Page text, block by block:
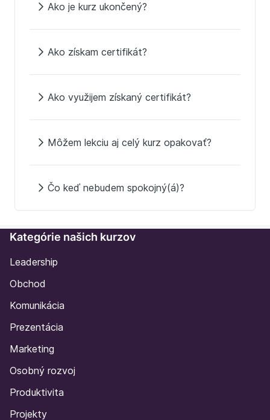
Ako je kurz ukončený?
Ako získam certifikát?
Ako využijem získaný certifikát?
Môžem lekciu aj celý kurz opakovať?
Čo keď nebudem spokojný(á)?
Kategórie našich kurzov
Leadership
Obchod
Komunikácia
Prezentácia
Marketing
Osobný rozvoj
Produktivita
Projekty